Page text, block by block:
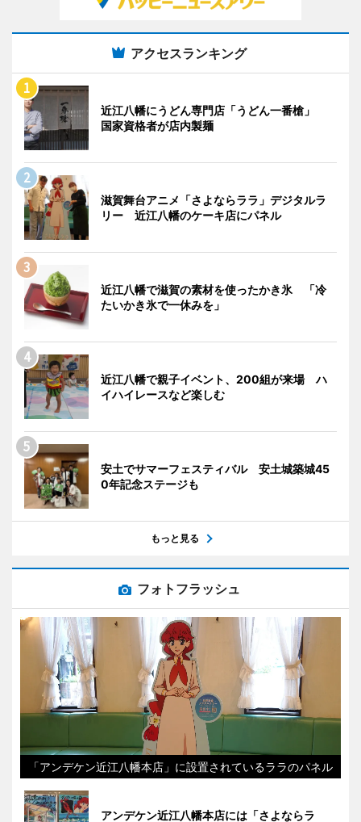
アクセスランキング
近江八幡にうどん専門店「うどん一番槍」
国家資格者が店内製麺
滋賀舞台アニメ「さよならララ」デジタルラ
リー 近江八幡のケーキ店にパネル
近江八幡で滋賀の素材を使ったかき氷 「冷
たいかき氷で一休みを」
近江八幡で親子イベント、200組が来場 ハ
イハイレースなど楽しむ
安土でサマーフェスティバル 安土城築城45
0年記念ステージも
もっと見る
フォトフラッシュ
「アンデケン近江八幡本店」に設置されているララのパネル
アンデケン近江八幡本店には「さよならラ